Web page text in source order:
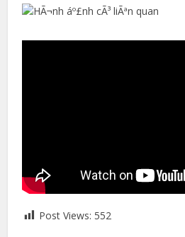
Post Views: 552